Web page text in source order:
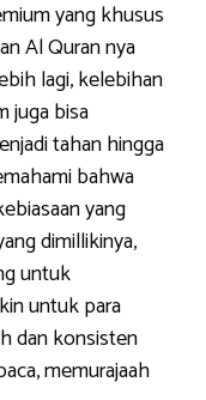
yang khusus
Al Quran nya
lagi, kelebihan
juga bisa
tahan hingga
bahwa
yang
dimillikinya,
untuk
untuk para
dan konsisten
memurajaah